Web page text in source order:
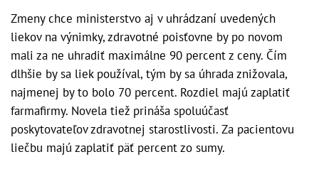
Zmeny chce ministerstvo aj v uhrádzaní uvedených
liekov na výnimky, zdravotné poisťovne by po novom
mali za ne uhradiť maximálne 90 percent z ceny. Čím
dlhšie by sa liek používal, tým by sa úhrada znižovala,
najmenej by to bolo 70 percent. Rozdiel majú zaplatiť
farmafirmy. Novela tiež prináša spoluúčasť
poskytovateľov zdravotnej starostlivosti. Za pacientovu
liečbu majú zaplatiť päť percent zo sumy.